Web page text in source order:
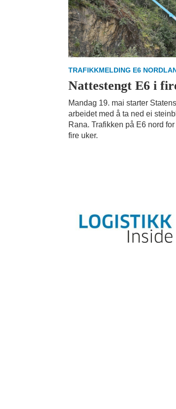
TRAFIKKMELDING E6
Nattestengt E6 i
Mandag 19. mai starter
arbeidet med å ta ned ei
Rana. Trafikken på E6 nord
fire uker.